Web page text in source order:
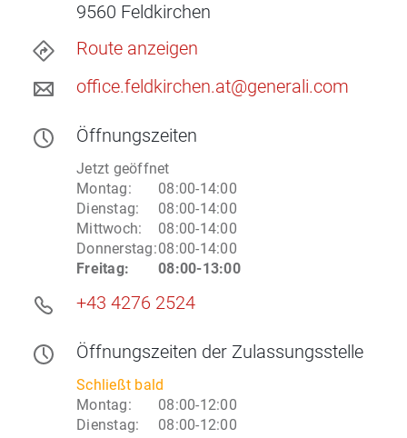
9560 Feldkirchen
Route anzeigen
office.feldkirchen.at@generali.com
Öffnungszeiten
Jetzt geöffnet
Montag:
08:00-14:00
Dienstag:
08:00-14:00
Mittwoch:
08:00-14:00
Donnerstag:08:00-14:00
Freitag: 08:00-13:00
+43 4276 2524
Öffnungszeiten der Zulassungsstelle
Schließt bald
Montag:
08:00-12:00
Dienstag:
08:00-12:00